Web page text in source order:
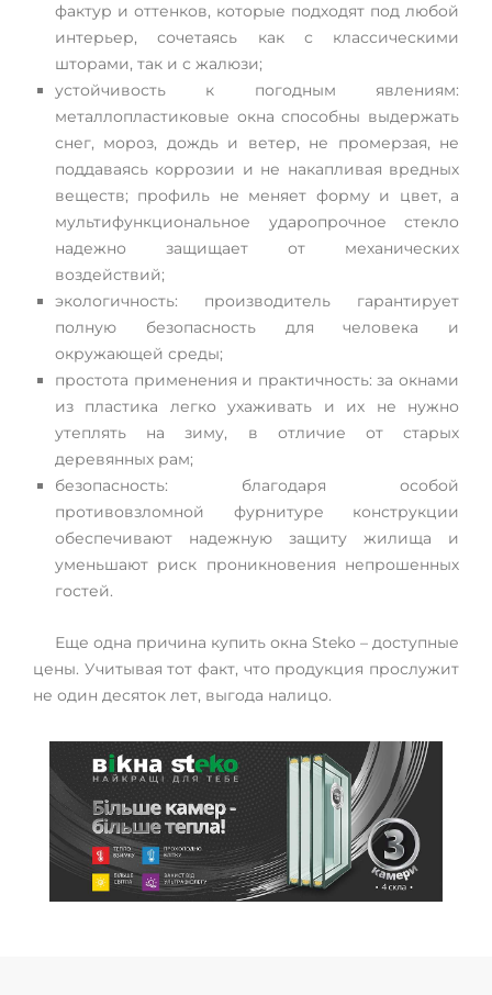
фактур и оттенков, которые подходят под любой
интерьер, сочетаясь как с классическими
шторами, так и с жалюзи;
устойчивость к погодным явлениям:
металлопластиковые окна способны выдержать
снег, мороз, дождь и ветер, не промерзая, не
поддаваясь коррозии и не накапливая вредных
веществ; профиль не меняет форму и цвет, а
мультифункциональное ударопрочное стекло
надежно защищает от механических
воздействий;
экологичность: производитель гарантирует
полную безопасность для человека и
окружающей среды;
простота применения и практичность: за окнами
из пластика легко ухаживать и их не нужно
утеплять на зиму, в отличие от старых
деревянных рам;
безопасность: благодаря особой
противовзломной фурнитуре конструкции
обеспечивают надежную защиту жилища и
уменьшают риск проникновения непрошенных
гостей.
Еще одна причина купить окна Steko – доступные
цены. Учитывая тот факт, что продукция прослужит
не один десяток лет, выгода налицо.